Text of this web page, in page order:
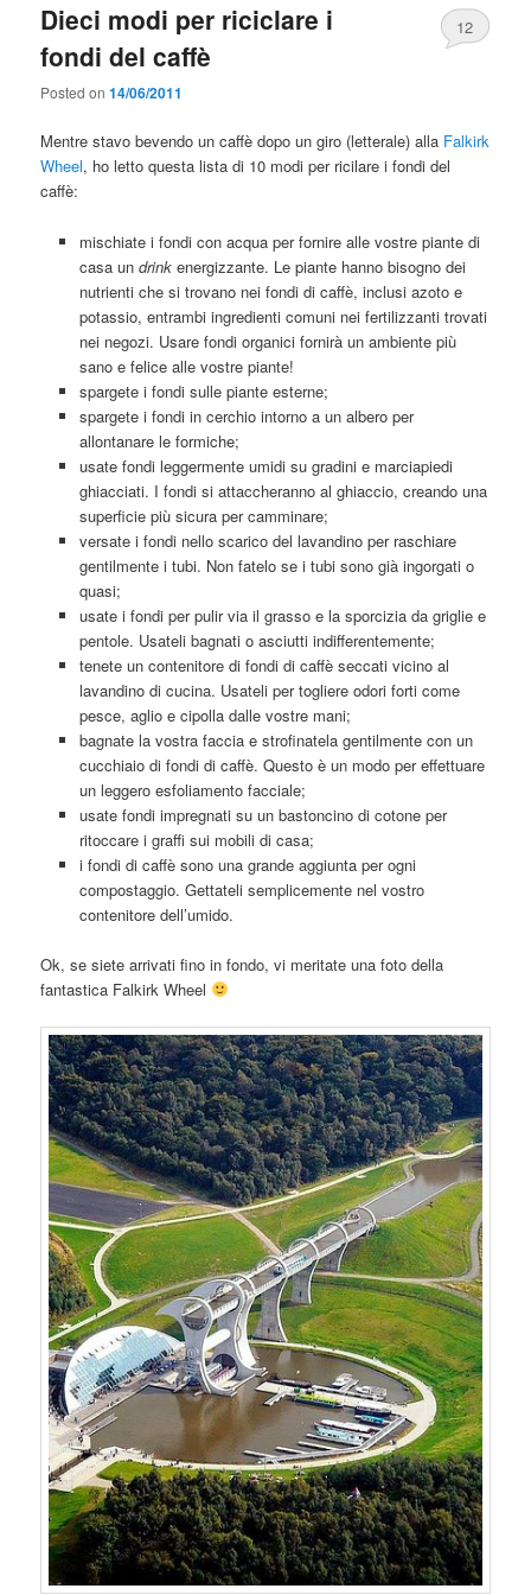
Dieci modi per riciclare i
fondi del caffè
Posted on14/06/2011
12
Mentre stavo bevendo un caffè dopo un giro (letterale) alla Falkirk
Wheel, ho letto questa lista di 10 modi per ricilare i fondi del
caffè:
mischiate i fondi con acqua per fornire alle vostre piante di
casa un drinkenergizzante. Le piante hanno bisogno dei
nutrienti che si trovano nei fondi di caffè, inclusi azoto e
potassio, entrambi ingredienti comuni nei fertilizzanti trovati
nei negozi. Usare fondi organici fornirà un ambiente più
sano e felice alle vostre piante!
spargete i fondi sulle piante esterne;
spargete i fondi in cerchio intorno a un albero per
allontanare le formiche;
usate fondi leggermente umidi su gradini e marciapiedi
ghiacciati. I fondi si attaccheranno al ghiaccio, creando una
superficie più sicura per camminare;
versate i fondi nello scarico del lavandino per raschiare
gentilmente i tubi. Non fatelo se i tubi sono già ingorgati o
quasi;
usate i fondi per pulir via il grasso e la sporcizia da griglie e
pentole. Usateli bagnati o asciutti indifferentemente;
tenete un contenitore di fondi di caffè seccati vicino al
lavandino di cucina. Usateli per togliere odori forti come
pesce, aglio e cipolla dalle vostre mani;
bagnate la vostra faccia e strofinatela gentilmente con un
cucchiaio di fondi di caffè. Questo è un modo per effettuare
un leggero esfoliamento facciale;
usate fondi impregnati su un bastoncino di cotone per
ritoccare i graffi sui mobili di casa;
i fondi di caffè sono una grande aggiunta per ogni
compostaggio. Gettateli semplicemente nel vostro
contenitore dell’umido.
Ok, se siete arrivati fino in fondo, vi meritate una foto della
fantastica Falkirk Wheel